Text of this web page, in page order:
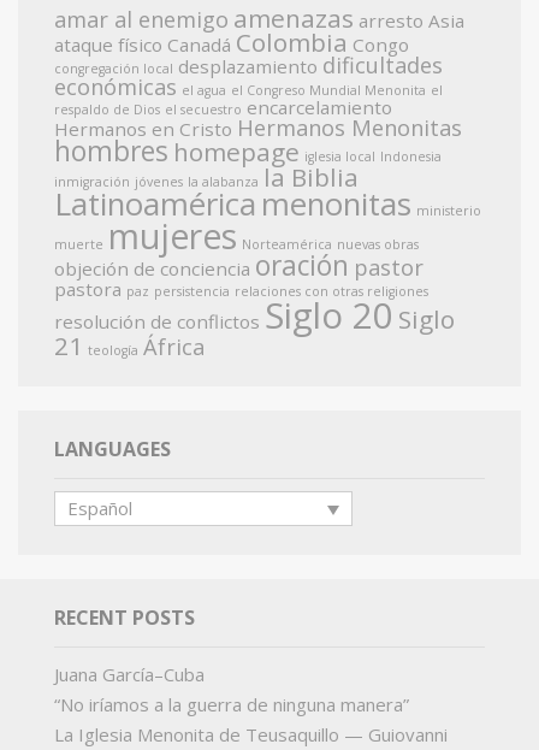
amar al enemigo amenazas arresto Asia
ataque físico Canadá Colombia Congo
congregación local desplazamiento dificultades
económicas el agua el Congreso Mundial Menonita el
respaldo de Dios el secuestro encarcelamiento
Hermanos en Cristo Hermanos Menonitas
hombres homepage iglesia local Indonesia
inmigración jóvenes la alabanza la Biblia
Latinoamérica menonitas ministerio
muerte mujeres Norteamérica nuevas obras
objeción de conciencia oración pastor
pastora paz persistencia relaciones con otras religiones
resolución de conflictos Siglo 20Siglo
21 teología África
LANGUAGES
Español
RECENT POSTS
Juana García–Cuba
“No iríamos a la guerra de ninguna manera”
La Iglesia Menonita de Teusaquillo — Guiovanni